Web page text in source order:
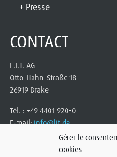
Gérer le
cookies
Presse
CONTACT
L.I.T. AG
Otto-Hahn-Straße 18
26919 Brake
Tél. : +49 4401 920-0
E-mail:info@lit.de